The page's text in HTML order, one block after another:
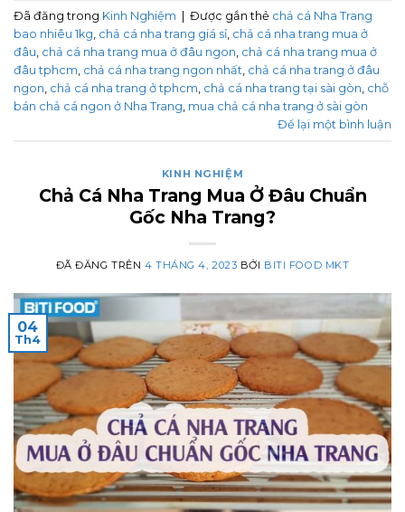
Đã đăng trong Kinh Nghiệm | Được gắn thẻ chả cá Nha Trang
bao nhiêu 1kg chả cá nha trang giá sỉ chả cá nha trang mua ở
đâu chả cá nha trang mua ở đâu ngon chả cá nha trang mua ở
đâu tphcm chả cá nha trang ngon nhất chả cá nha trang ở đâu
ngon chả cá nha trang ở tphcm chả cá nha trang tại sài gòn chỗ
bán chả cá ngon ở Nha Trang mua chả cá nha trang ở sài gòn
Để lại một bình luận
KINH NGHIỆM
Chả Cá Nha Trang Mua Ở Đâu Chuẩn
Gốc Nha Trang?
ĐÃ ĐĂNG TRÊN 4 THÁNG 4, 2023 BỞI BITI FOOD MKT
04
Th4